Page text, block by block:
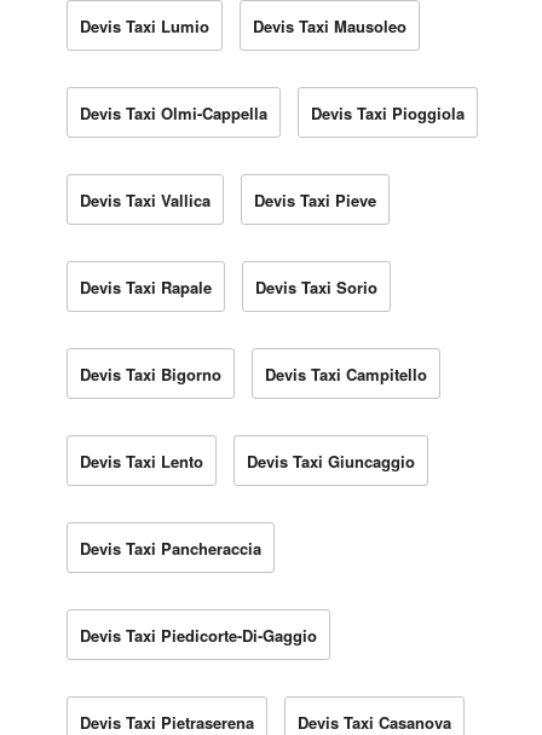
Devis Taxi Lumio Devis Taxi Mausoleo
Devis Taxi Olmi-Cappella Devis Taxi Pioggiola
Devis Taxi Vallica Devis Taxi Pieve
Devis Taxi Rapale Devis Taxi Sorio
Devis Taxi Bigorno Devis Taxi Campitello
Devis Taxi Lento Devis Taxi Giuncaggio
Devis Taxi Pancheraccia
Devis Taxi Piedicorte-Di-Gaggio
Devis Taxi Pietraserena Devis Taxi Casanova